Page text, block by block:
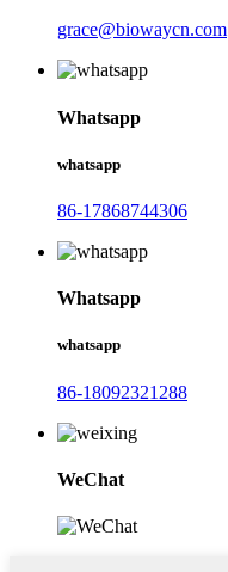
grace@biowaycn.com
Whatsapp
whatsapp
86-17868744306
Whatsapp
whatsapp
86-18092321288
WeChat